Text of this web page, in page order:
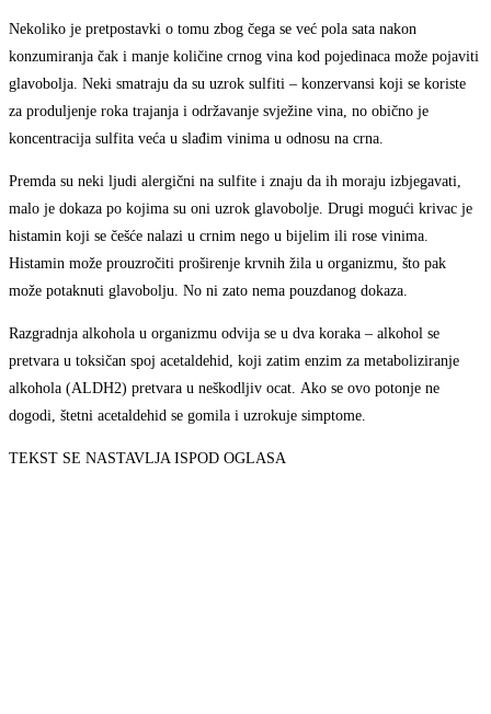
Nekoliko je pretpostavki o tomu zbog čega se već pola sata nakon
konzumiranja čak i manje količine crnog vina kod pojedinaca može pojaviti
glavobolja. Neki smatraju da su uzrok sulfiti – konzervansi koji se koriste
za produljenje roka trajanja i održavanje svježine vina, no obično je
koncentracija sulfita veća u slađim vinima u odnosu na crna.
Premda su neki ljudi alergični na sulfite i znaju da ih moraju izbjegavati,
malo je dokaza po kojima su oni uzrok glavobolje. Drugi mogući krivac je
histamin koji se češće nalazi u crnim nego u bijelim ili rose vinima.
Histamin može prouzročiti proširenje krvnih žila u organizmu, što pak
može potaknuti glavobolju. No ni zato nema pouzdanog dokaza.
Razgradnja alkohola u organizmu odvija se u dva koraka – alkohol se
pretvara u toksičan spoj acetaldehid, koji zatim enzim za metaboliziranje
alkohola (ALDH2) pretvara u neškodljiv ocat. Ako se ovo potonje ne
dogodi, štetni acetaldehid se gomila i uzrokuje simptome.
TEKST SE NASTAVLJA ISPOD OGLASA